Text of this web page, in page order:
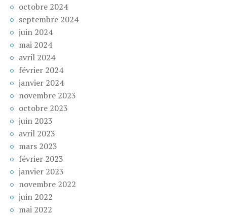
octobre 2024
septembre 2024
juin 2024
mai 2024
avril 2024
février 2024
janvier 2024
novembre 2023
octobre 2023
juin 2023
avril 2023
mars 2023
février 2023
janvier 2023
novembre 2022
juin 2022
mai 2022